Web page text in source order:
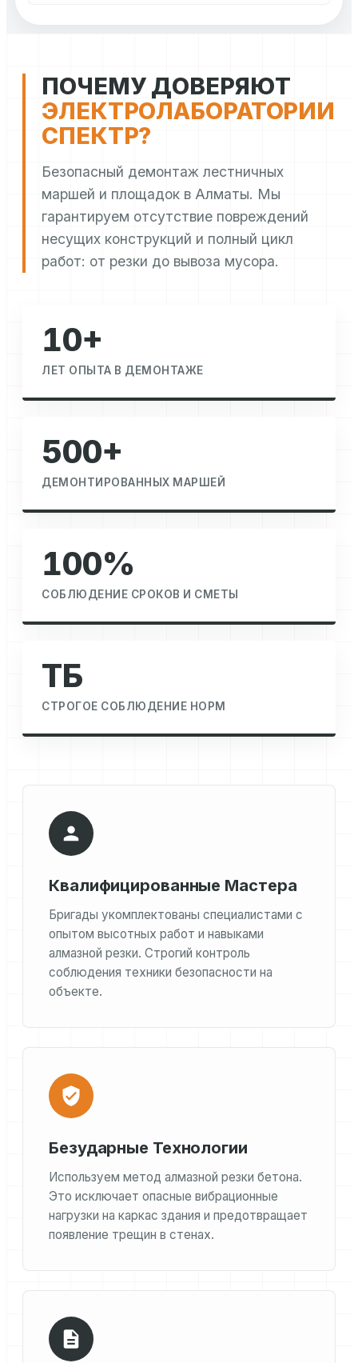
ПОЧЕМУ ДОВЕРЯЮТ
ЭЛЕКТРОЛАБОРАТОРИИ
СПЕКТР?
Безопасный демонтаж лестничных
маршей и площадок в Алматы. Мы
гарантируем отсутствие повреждений
несущих конструкций и полный цикл
работ: от резки до вывоза мусора.
10+
ЛЕТ ОПЫТА В ДЕМОНТАЖЕ
500+
ДЕМОНТИРОВАННЫХ МАРШЕЙ
100%
СОБЛЮДЕНИЕ СРОКОВ И СМЕТЫ
ТБ
СТРОГОЕ СОБЛЮДЕНИЕ НОРМ
Квалифицированные Мастера
Бригады укомплектованы специалистами с
опытом высотных работ и навыками
алмазной резки. Строгий контроль
соблюдения техники безопасности на
объекте.
Безударные Технологии
Используем метод алмазной резки бетона.
Это исключает опасные вибрационные
нагрузки на каркас здания и предотвращает
появление трещин в стенах.